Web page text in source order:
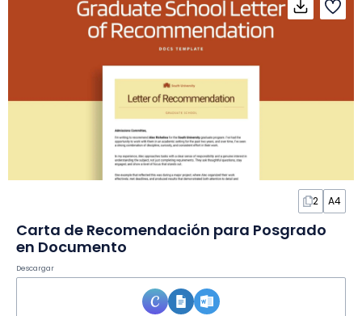
2 A4
Carta de Recomendación para Posgrado
en Documento
Descargar